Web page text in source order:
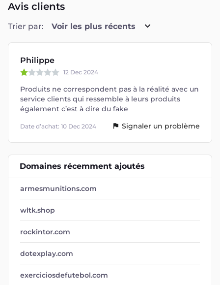
Avis clients
Trier par: Voir les plus récents
Philippe
12 Dec 2024
Produits ne correspondent pas à la réalité avec un
service clients qui ressemble à leurs produits
également c’est à dire du fake
Date d’achat: 10 Dec 2024 Signaler un problème
Domaines récemment ajoutés
armesmunitions.com
wltk.shop
rockintor.com
dotexplay.com
exerciciosdefutebol.com